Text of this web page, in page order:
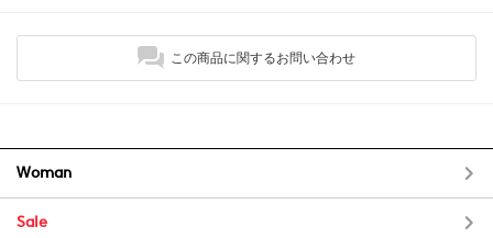
この商品に関するお問い合わせ
Woman
Sale